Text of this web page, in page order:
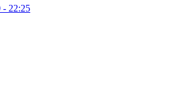
- 22:25